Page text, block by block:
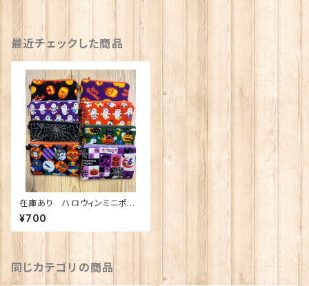
最近チェックした商品
在庫あり ハロウィンミニポー
チ Dカン付き
¥700
同じカテゴリの商品